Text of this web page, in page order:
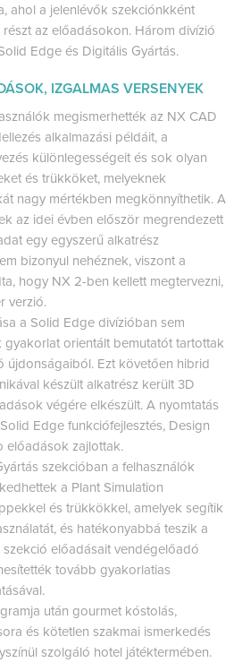
ahol a jelenlévők szekciónkként
az előadásokon. Három divízió
Edge és Digitális Gyártás.
IZGALMAS VERSENYEK
megismerhették az NX CAD
alkalmazási példáit, a
különlegességeit és sok olyan
és trükköket, melyeknek
nagy mértékben megkönnyíthetik. A
az idei évben először megrendezett
egy egyszerű alkatrész
bizonyul nehéznek, viszont a
hogy NX 2-ben kellett megtervezni,
verzió.
a Solid Edge divízióban sem
gyakorlat orientált bemutatót tartottak
újdonságaiból. Ezt követően hibrid
készült alkatrész került 3D
végére elkészült. A nyomtatás
Edge funkciófejlesztés, Design
előadások zajlottak.
szekcióban a felhasználók
a Plant Simulation
és trükkökkel, amelyek segítik
és hatékonyabbá teszik a
előadásait vendégelőadó
tovább gyakorlatias
után gourmet kóstolás,
és kötetlen szakmai ismerkedés
szolgáló hotel játéktermében.